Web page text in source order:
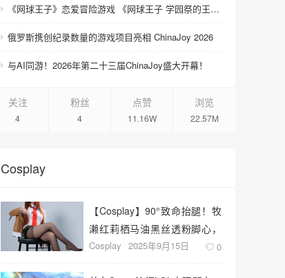
《网球王子》恋爱冒险游戏 《网球王子 学园祭的王子们 ♡-40 and more…》与《网球王子 心跳求生 Tie break ♡game》发售
俄罗斯携创纪录数量的游戏项目亮相 ChinaJoy 2026
与AI同游！2026年第二十三届ChinaJoy盛大开幕！
关注
4
粉丝
4
点赞
11.16W
浏览
22.57M
Cosplay
【Cosplay】90°致命抬腿！牧
濑红莉栖马油黑丝透粉脚心，
腰臀比杀疯了
Cosplay 2025年9月15日 0